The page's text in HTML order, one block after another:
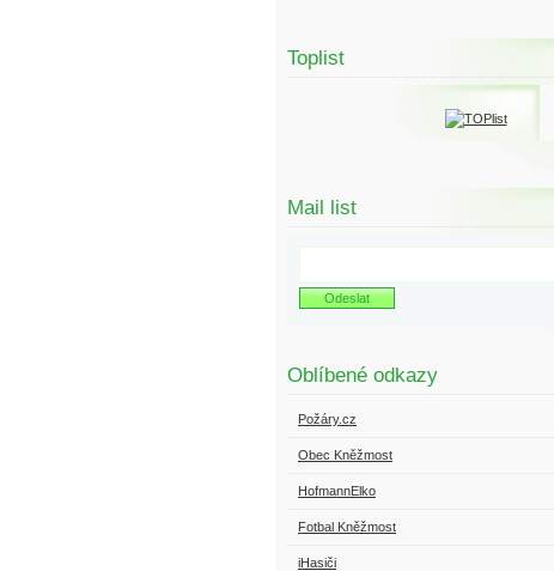
Toplist
Mail list
Oblíbené odkazy
Požáry.cz
Obec Kněžmost
HofmannElko
Fotbal Kněžmost
iHasiči